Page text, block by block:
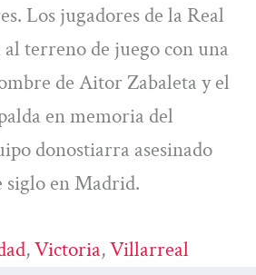
Los jugadores de la Real
al terreno de juego con una
de Aitor Zabaleta y el
en memoria del
donostiarra asesinado
siglo en Madrid.
, Victoria, Villarreal